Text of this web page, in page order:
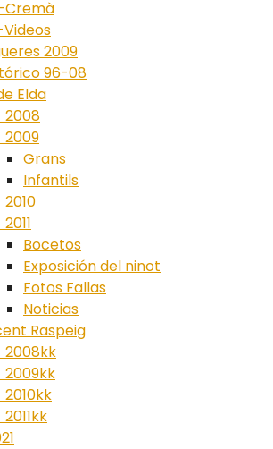
2009
96-08
Elda
2008
2009
Grans
Infantils
Bocetos
Exposición del ninot
Fotos Fallas
Noticias
Raspeig
2008kk
2009kk